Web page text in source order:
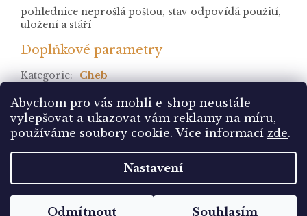
Abychom pro vás mohli e-shop neustále
vylepšovat a ukazovat vám reklamy na míru,
používáme soubory cookie. Více informací zde.
Nastavení
Odmítnout Souhlasím
pohlednice neprošlá poštou, stav odpovídá použití,
uložení a stáří
Doplňkové parametry
Kategorie: Cheb
Copyright 2026Pohlednice Sbírám.cz. Všechna
práva vyhrazena.
Upravit nastavení cookies